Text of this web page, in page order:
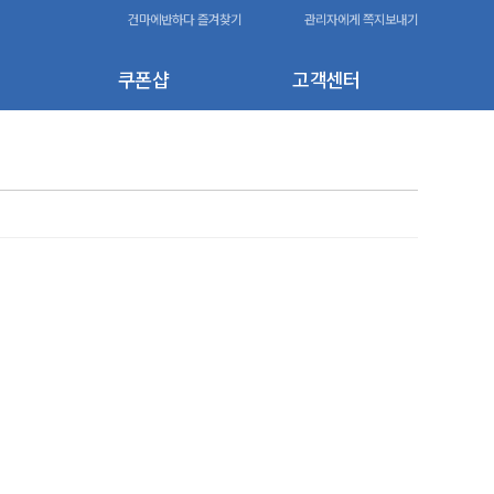
쿠폰샵 고객센터
건마에반하다 즐겨찾기 관리자에게 쪽지보내기